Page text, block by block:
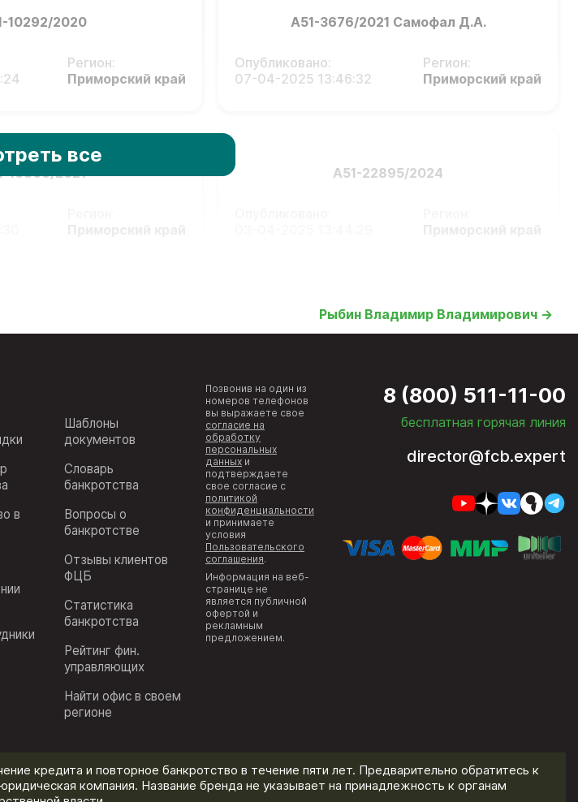
10292/2020
Регион:
Приморский край
А51-3676/2021 Самофал Д.А.
Опубликовано:
07-04-2025 13:46:32
Регион:
Приморский край
16806/2021 А51-22895/2024
все
Рыбин Владимир Владимирович →
в
Шаблоны
документов
Словарь
банкротства
Вопросы о
банкротстве
Отзывы клиентов
ФЦБ
Статистика
банкротства
Рейтинг фин.
управляющих
Найти офис в своем
регионе
Позвонив на один из
номеров телефонов
вы выражаете свое
согласие на
обработку
персональных
данных и
подтверждаете
свое согласие с
политикой
конфиденциальности
и принимаете
условия
Пользовательского
соглашения.
Информация на веб-
странице не
является публичной
офертой и
рекламным
предложением.
8 (800) 511-11-00
бесплатная горячая линия
director@fcb.expert
кредита и повторное банкротство в течение пяти лет. Предварительно обратитесь к
компания. Название бренда не указывает на принадлежность к органам